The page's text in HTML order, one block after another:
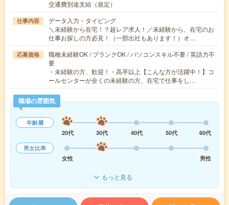
交通費別途支給（規定）
仕事内容
データ入力・タイピング
＼未経験から在宅！？超レア求人！／未経験から、在宅のお
仕事お探しの方必見！（一部出社もあります！）オ…
応募資格
職種未経験OK / ブランクOK / パソコンスキル不要 / 英語力不
要
・未経験の方、歓迎！・高卒以上【こんな方が活躍中！】コ
ールセンターが全くの未経験の方、在宅で仕事をし…
職場の雰囲気
年齢層
20代
30代 40代 50代
60代
男女比率
女性
男性
もっと見る